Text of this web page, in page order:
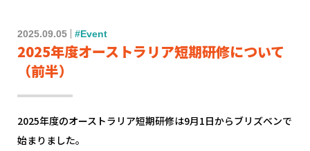
2025.09.05 #Event
2025年度オーストラリア短期研修について
（前半）
2025年度のオーストラリア短期研修は9月1日からブリズベンで
始まりました。